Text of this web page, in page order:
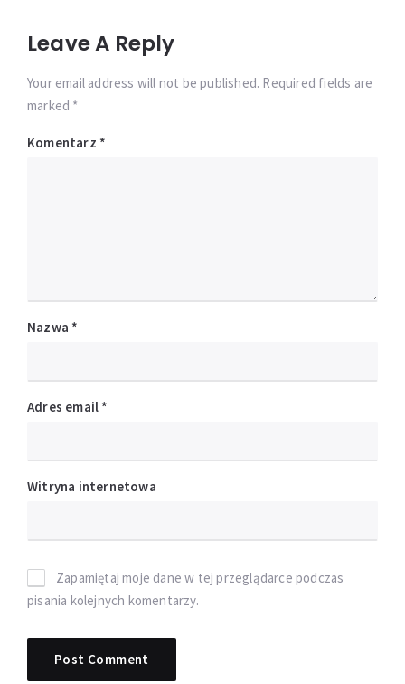
Leave A Reply
Your email address will not be published. Required fields are
marked *
Komentarz *
Nazwa *
Adres email *
Witryna internetowa
Zapamiętaj moje dane w tej przeglądarce podczas
pisania kolejnych komentarzy.